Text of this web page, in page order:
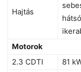
Hajtás
Motorok
2.3 CDTI
81